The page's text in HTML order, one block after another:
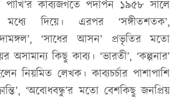
পাখি’র কাব্যজগতে পদার্পন ১৯৫৮ সালে
মধ্যে দিয়ে। এরপর ‘সঙ্গীতশতক’,
‘সাধের আসন’ প্রভৃতির মতো
অসামান্য কিছু কাব্য। ‘ভারতী’, ‘কল্পনার’
নিয়মিত লেখক। কাব্যচর্চার পাশাপাশি
‘অবোধবন্ধু’র মতো বেশকিছু জনপ্রিয়